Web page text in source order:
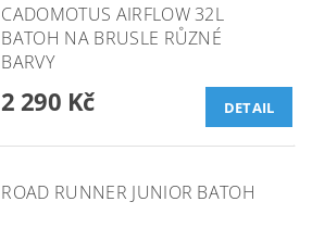
CADOMOTUS AIRFLOW 32L
BATOH NA BRUSLE RŮZNÉ
BARVY
2 290 Kč DETAIL
ROAD RUNNER JUNIOR BATOH